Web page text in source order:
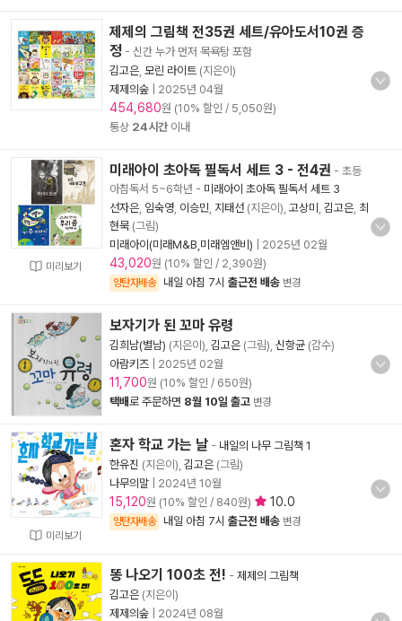
제제의 그림책 전35권 세트/유아도서10권 증
정 - 신간 누가 먼저 목욕탕 포함
김고은 모린 라이트 (지은이)
제제의숲
2025년 04월
454,680원 (10% 할인 / 5,050원)
통상 24시간이내
미리보기
미래아이 초아독 필독서 세트 3 - 전4권 - 초등
아침독서 5~6학년 - 미래아이 초아독 필독서 세트 3
선자은 임숙영 이승민 지태선 (지은이), 고상미 김고은 최
현묵 (그림)
미래아이(미래M&B,미래엠앤비)
2025년 02월
43,020원 (10% 할인 / 2,390원)
양탄자배송 내일 아침 7시 출근전 배송 변경
보자기가 된 꼬마 유령
김희남(별남) (지은이), 김고은 (그림), 신항균 (감수)
아람키즈
2025년 02월
11,700원 (10% 할인 / 650원)
택배로 주문하면 8월 10일 출고 변경
미리보기
혼자 학교 가는 날 - 내일의 나무 그림책 1
한유진 (지은이), 김고은 (그림)
나무의말
2024년 10월
15,120원 (10% 할인 / 840원) 10.0
양탄자배송 내일 아침 7시 출근전 배송 변경
똥 나오기 100초 전! - 제제의 그림책
김고은 (지은이)
제제의숲
2024년 08월